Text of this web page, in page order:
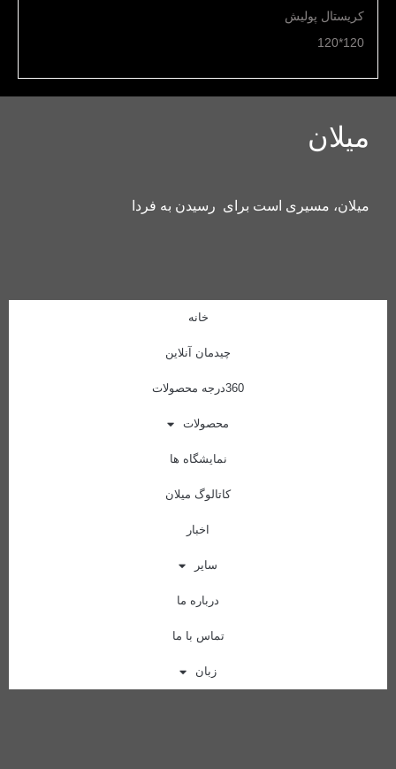
کریستال پولیش
120*120
میلان
میلان، مسیری است برای رسیدن به فردا
خانه
چیدمان آنلاین
360درجه محصولات
محصولات
نمایشگاه ها
کاتالوگ میلان
اخبار
سایر
درباره ما
تماس با ما
زبان